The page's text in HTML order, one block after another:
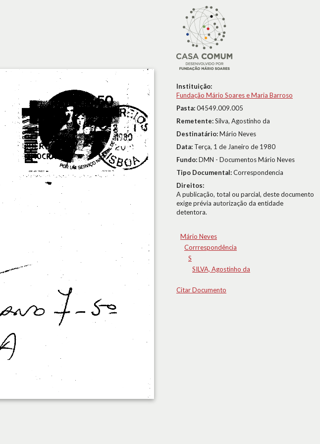
Instituição:
Fundação Mário Soares e Maria Barroso
Pasta:04549.009.005
Remetente:Silva, Agostinho da
Destinatário:Mário Neves
Data: Terça, 1 de Janeiro de 1980
Fundo:DMN - Documentos Mário Neves
Tipo Documental:Correspondencia
Direitos:
A publicação, total ou parcial, deste documento
exige prévia autorização da entidade
detentora.
Mário Neves
Corrrespondência
S
SILVA, Agostinho da
Citar Documento